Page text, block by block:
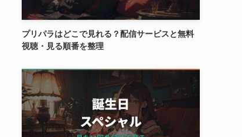
プリパラはどこで見れる？配信サービスと無料
視聴・見る順番を整理